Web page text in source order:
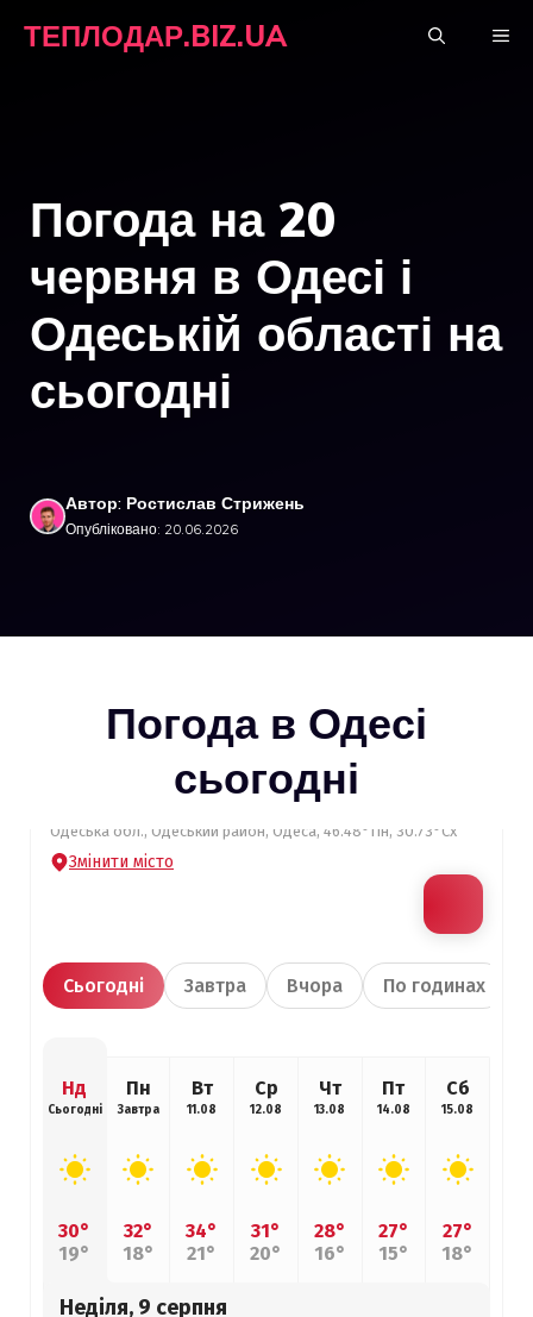
ТЕПЛОДАР.BIZ.UA
Погода на 20
червня в Одесі і
Одеській області на
сьогодні
Автор: Ростислав Стрижень
Опубліковано: 20.06.2026
Погода в Одесі
сьогодні